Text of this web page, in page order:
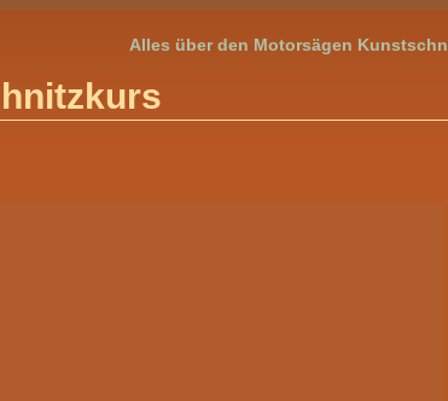
Alles über den Motorsägen